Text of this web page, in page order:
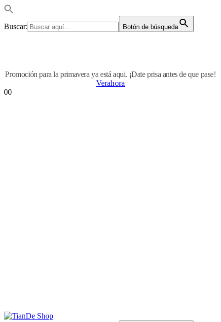
Buscar: Botón de búsqueda
Promoción para la primavera ya está aqui. ¡Date prisa antes de que pase!
Verahora
00